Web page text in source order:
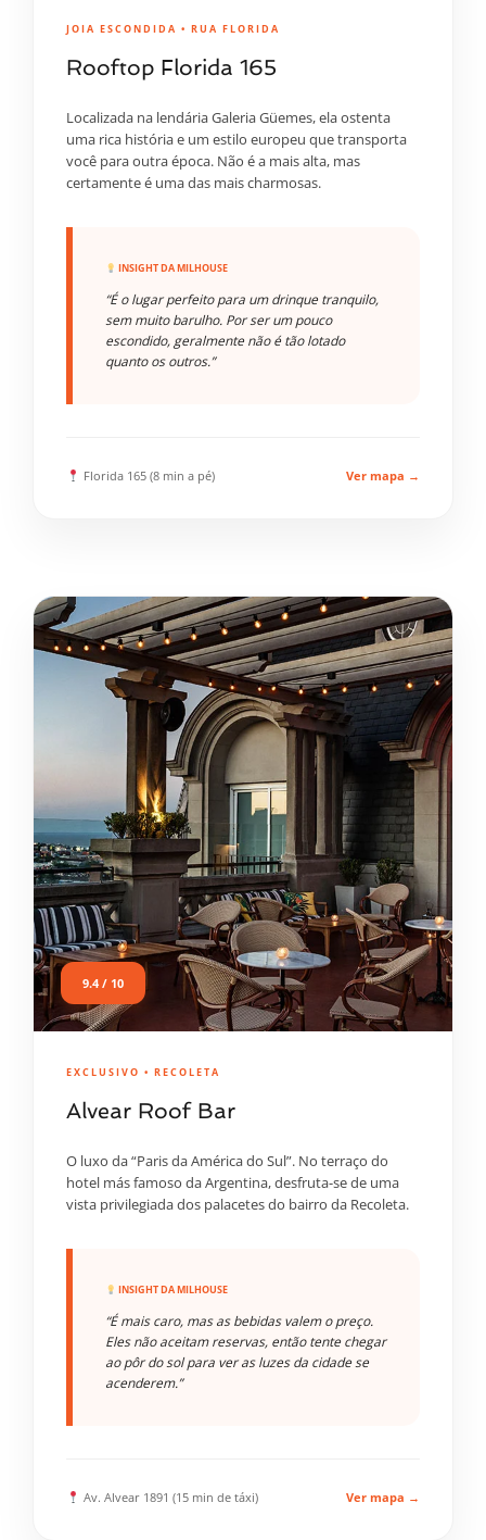
JOIA ESCONDIDA • RUA FLORIDA
Rooftop Florida 165
Localizada na lendária Galeria Güemes, ela ostenta
uma rica história e um estilo europeu que transporta
você para outra época. Não é a mais alta, mas
certamente é uma das mais charmosas.
INSIGHT DA MILHOUSE
“É o lugar perfeito para um drinque tranquilo,
sem muito barulho. Por ser um pouco
escondido, geralmente não é tão lotado
quanto os outros.”
Florida 165 (8 min a pé) Ver mapa →
9.4 / 10
EXCLUSIVO • RECOLETA
Alvear Roof Bar
O luxo da “Paris da América do Sul”. No terraço do
hotel más famoso da Argentina, desfruta-se de uma
vista privilegiada dos palacetes do bairro da Recoleta.
INSIGHT DA MILHOUSE
“É mais caro, mas as bebidas valem o preço.
Eles não aceitam reservas, então tente chegar
ao pôr do sol para ver as luzes da cidade se
acenderem.”
Av. Alvear 1891 (15 min de táxi) Ver mapa →